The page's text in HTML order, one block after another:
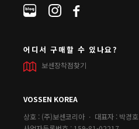
어디서 구매할 수 있나요?
보센장착점찾기
VOSSEN KOREA
상호 : (주)보센코리아 ㆍ 대표자 : 박경호